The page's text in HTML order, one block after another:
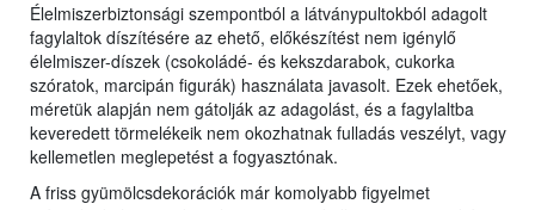
Élelmiszerbiztonsági szempontból a látványpultokból adagolt
fagylaltok díszítésére az ehető, előkészítést nem igénylő
élelmiszer-díszek (csokoládé- és kekszdarabok, cukorka
szóratok, marcipán figurák) használata javasolt. Ezek ehetőek,
méretük alapján nem gátolják az adagolást, és a fagylaltba
keveredett törmelékeik nem okozhatnak fulladás veszélyt, vagy
kellemetlen meglepetést a fogyasztónak.
A friss gyümölcsdekorációk már komolyabb figyelmet